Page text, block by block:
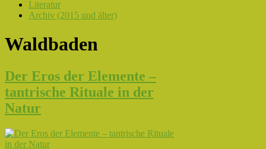
Tantra
Literatur
Archiv (2015 und älter)
Waldbaden
Der Eros der Elemente –
tantrische Rituale in der
Natur